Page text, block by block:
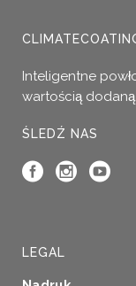
Inteligentne
wartością
ŚLEDŹ NAS
LEGAL